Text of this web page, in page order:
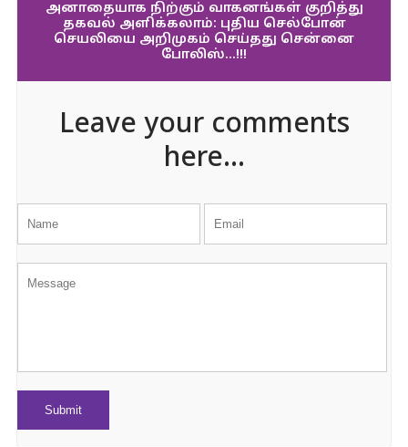
அனாதையாக நிற்கும் வாகனங்கள் குறித்து
தகவல் அளிக்கலாம்: புதிய செல்போன்
செயலியை அறிமுகம் செய்தது சென்னை
போலிஸ்…!!!
Leave your comments
here...